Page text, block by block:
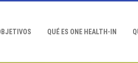
QUÉ ES ONE HEALTH-IN